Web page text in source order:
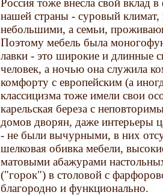
Россия тоже внесла свой вклад
нашей страны - суровый
небольшими, а семьи,
Поэтому мебель была
лавки - это широкие и длинные
человек, а ночью она служила
комфорту с европейским (а
классицизма тоже имели свои
карельская береза с
домов дворян, даже интерьеры
- не были вычурными, в них
шелковая обивка мебели,
матовыми абажурами
("горок") в столовой с
благородно и функционально.